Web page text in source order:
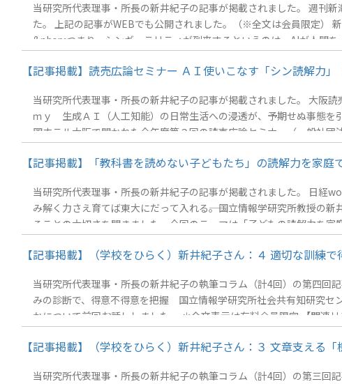
当研究所代表理事・所長の新井紀子の記事が掲載されました。 週刊
た。 上記の記事がWEBでも公開されました。（※全文は会員限定） 新潮QUE -- LLMって不思議で、東大入試の数学で満点を取るのに、シンプルな足し算を間違えたりするんですよ。--
&nbsp;つまり、シンギュラリティが到来するというのは、AIが人間
【記事掲載】読売広論セミナー ＡＩ使いこなす「シン読解力」
当研究所代表理事・所長の新井紀子の記事が掲載されました。 大
ｍｙ 生成ＡＩ（人工知能）の日常生活への浸透が、予期せぬ事態を
国ホテル大阪で開かれた今年度第２回の読売広論セミナー（一般社
売調査研究機構）
【記事掲載】「教科書を読めない子どもたち」の読解力を家
当研究所代表理事・所長の新井紀子の記事が掲載されました。 日経
み解く力さえ育てば東大にだって入れる――。国立情報学研究所教授
ることの大切さを聞きました。今回のテーマは「子どもの読解力を
ない AI時代こそ必要な読解力 ＊全文表示は有料会員限定
【記事掲載】（学校をひらく）新井紀子さん：４ 適切な訓練
当研究所代表理事・所長の新井紀子の執筆コラム（計4回）の第四
みの診断で、得意不得意を把握 国立情報学研究所社会共有知研究
かについて前回お話ししました。 ＊全文表示は有料会員限定 【関連
【記事掲載】（学校をひらく）新井紀子さん：３ 文章支える
当研究所代表理事・所長の新井紀子の執筆コラム（計4回）の第三回